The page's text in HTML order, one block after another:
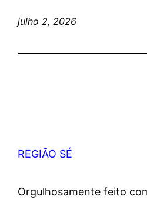
julho 2, 2026
REGIÃO SÉ
Orgulhosamente feito